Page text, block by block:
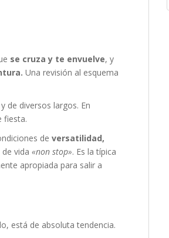
se cruza y te envuelve, y
Una revisión al esquema
de diversos largos. En
fiesta.
de versatilidad,
vida «non stop». Es la típica
apropiada para salir a
está de absoluta tendencia.